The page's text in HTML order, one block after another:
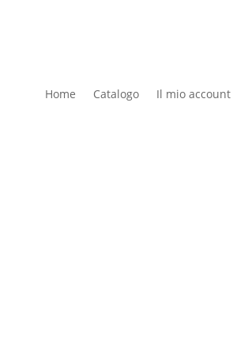
Home Catalogo Il mio account